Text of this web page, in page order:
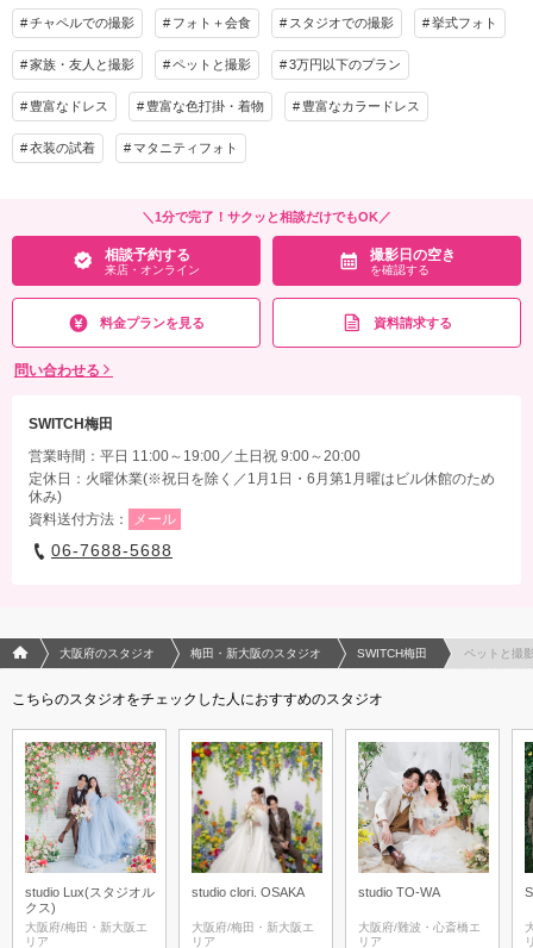
衣装合わせ
相談予約する 撮影日の空き
撮影料 新婦衣装1着 新郎衣装1着
着付け ヘアメイク 小物一式
アルバム データ 100カット
衣装追加 会食
家族と撮影 家族用衣装レンタル
新婦衣装ランクUP90%OFF／新郎衣装ランクUP 85％OFF／スタジオ使用料／ブー
ケ・ブートニア／データダウンロード対応／ブライズルーム使用料／新婦様小物(パ
ニエ＆ミュール)／新郎様小物(シューズ・カフス等)／ペットとの撮影／事前衣装合わ
相談予約する 撮影日の空き
チャペルでの撮影 フォト＋会食 スタジオでの撮影 挙式フォト
家族・友人と撮影 ペットと撮影 3万円以下のプラン
豊富なドレス 豊富な色打掛・着物 豊富なカラードレス
衣装の試着 マタニティフォト
＼1分で完了！サクッと相談だけでもOK／
相談予約する
来店・オンライン
撮影日の空き
を確認する
料金プランを見る 資料請求する
問い合わせる
SWITCH梅田
営業時間：平日 11:00～19:00／土日祝 9:00～20:00
定休日：火曜休業(※祝日を除く／1月1日・6月第1月曜はビル休館のため
休み)
資料送付方法：
メール
06-7688-5688
フォトウエディング/結婚写真のPhotorait ホーム
大阪府のスタジオ 梅田・新大阪のスタジオ SWITCH梅田 ペットと撮
こちらのスタジオをチェックした人におすすめのスタジオ
studio Lux(スタジオル
クス)
大阪府/梅田・新大阪エ
リア
studio clori. OSAKA
大阪府/梅田・新大阪エ
リア
studio TO-WA
大阪府/難波・心斎橋エ
リア